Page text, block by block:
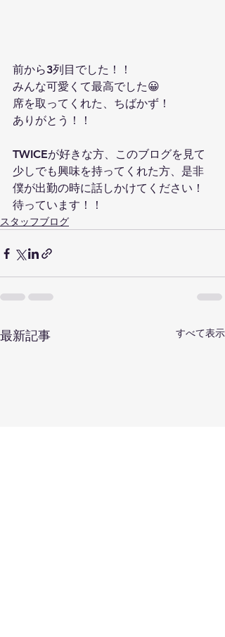
前から3列目でした！！
みんな可愛くて最高でした😀
席を取ってくれた、ちばかず！
ありがとう！！
TWICEが好きな方、このブログを見て
少しでも興味を持ってくれた方、是非
僕が出勤の時に話しかけてください！
待っています！！
スタッフブログ
最新記事 すべて表示